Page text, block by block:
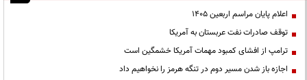
اعلام پایان مراسم اربعین ۱۴۰۵
توقف صادرات نفت عربستان به آمریکا
ترامپ از افشای کمبود مهمات آمریکا خشمگین است
اجازه باز شدن مسیر دوم در تنگه هرمز را نخواهیم داد